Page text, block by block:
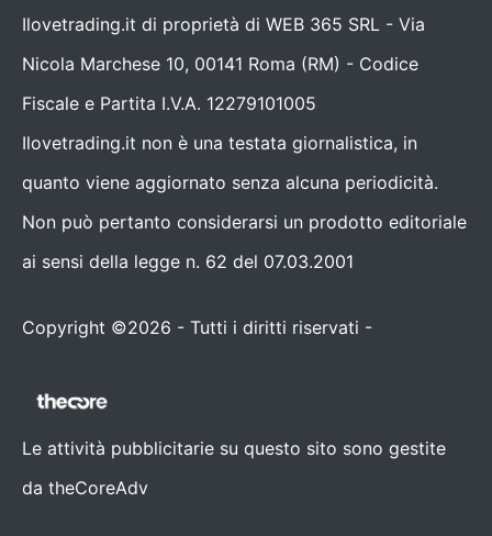
Ilovetrading.it di proprietà di WEB 365 SRL - Via
Nicola Marchese 10, 00141 Roma (RM) - Codice
Fiscale e Partita I.V.A. 12279101005
Ilovetrading.it non è una testata giornalistica, in
quanto viene aggiornato senza alcuna periodicità.
Non può pertanto considerarsi un prodotto editoriale
ai sensi della legge n. 62 del 07.03.2001
Copyright ©2026 - Tutti i diritti riservati -
Le attività pubblicitarie su questo sito sono gestite
da theCoreAdv